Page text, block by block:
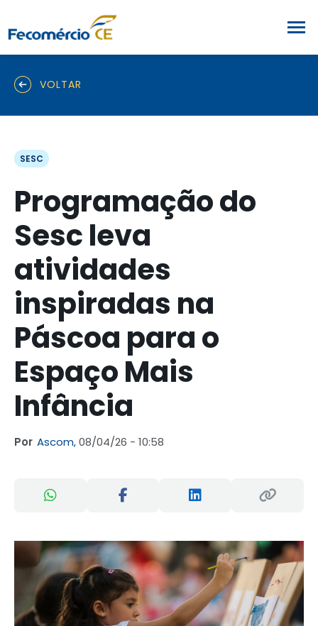
VOLTAR
SESC
Programação do
Sesc leva
atividades
inspiradas na
Páscoa para o
Espaço Mais
Infância
Por Ascom,08/04/26 - 10:58